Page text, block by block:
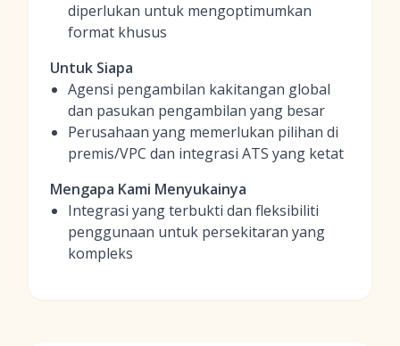
diperlukan untuk mengoptimumkan
format khusus
Untuk Siapa
Agensi pengambilan kakitangan global
dan pasukan pengambilan yang besar
Perusahaan yang memerlukan pilihan di
premis/VPC dan integrasi ATS yang ketat
Mengapa Kami Menyukainya
Integrasi yang terbukti dan fleksibiliti
penggunaan untuk persekitaran yang
kompleks